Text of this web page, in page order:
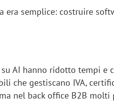
era semplice: costruire
AI hanno ridotto tempi e
che gestiscano IVA,
nel back office B2B